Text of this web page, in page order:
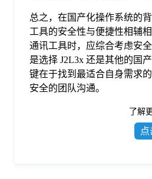
总之，在国产化操作系统的
工具的安全性与便捷性相辅
通讯工具时，应综合考虑安
是选择 J2L3x 还是其他的国
键在于找到最适合自身需求
安全的团队沟通。
了解